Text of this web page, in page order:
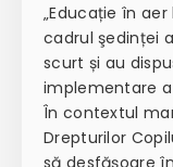
„Educație în
cadrul şedinței
scurt și au
implementare
În contextul
Drepturilor
să desfășoare